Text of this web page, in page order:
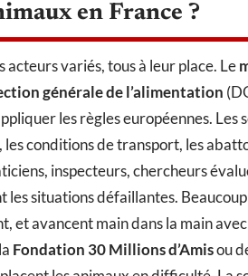
en France ?
variés, tous à leur place. Le
générale de l’alimentation
les règles européennes. Les
conditions de transport, les
inspecteurs, chercheurs
situations défaillantes. Beaucoup
et avancent main dans la main
Fondation 30 Millions d’Amisou